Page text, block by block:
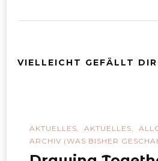
VIELLEICHT GEFÄLLT
AKTUELLES AKTUELLES
ARCHIV (WAS BISHER